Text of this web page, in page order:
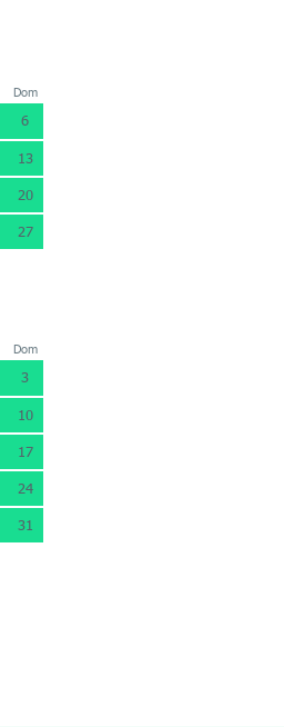
Dom
6
13
20
27
Dom
3
10
17
24
31